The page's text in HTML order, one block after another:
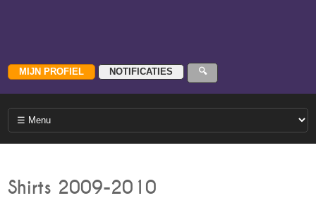
Shirts 2009-2010